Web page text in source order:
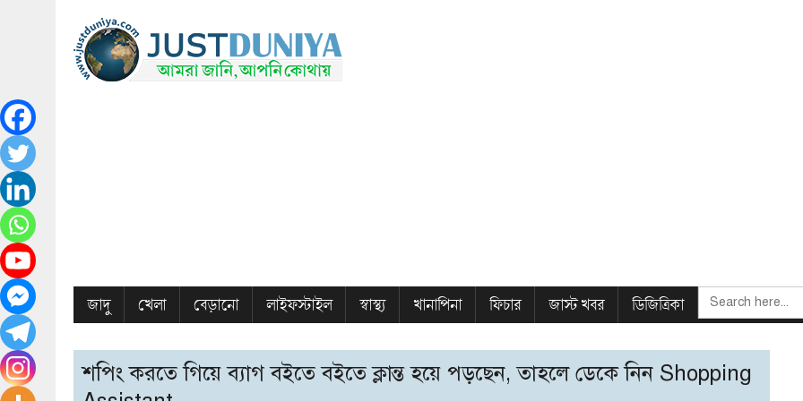
জাদু খেলা বেড়ানো লাইফস্টাইল স্বাস্থ্য খানাপিনা ফিচার জাস্ট খবর ডিজিত্রিকা
SEARCH
FOR:
শপিং করতে গিয়ে ব্যাগ বইতে বইতে ক্লান্ত হয়ে পড়ছেন, তাহলে ডেকে নিন Shopping